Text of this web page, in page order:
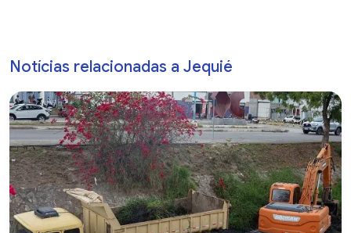
Notícias relacionadas a Jequié